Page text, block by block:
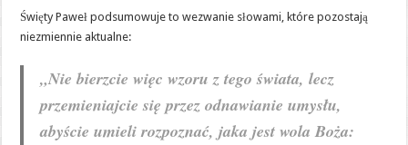
Święty Paweł podsumowuje to wezwanie słowami, które pozostają
niezmiennie aktualne:
„Nie bierzcie więc wzoru z tego świata, lecz
przemieniajcie się przez odnawianie umysłu,
abyście umieli rozpoznać, jaka jest wola Boża: